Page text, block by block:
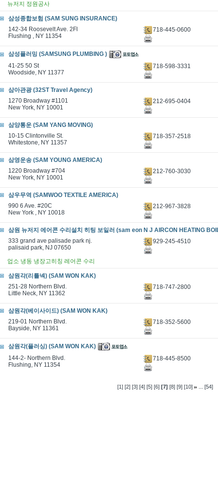
뉴저지 정원공사
삼성종합보험 (SAM SUNG INSURANCE)
142-34 Roosevelt Ave. 2Fl
Flushing , NY 11354
718-445-0600
삼성플러밍 (SAMSUNG PLUMBING )
41-25 50 St
Woodside, NY 11377
718-598-3331
삼아관광 (32ST Travel Agency)
1270 Broadway #1101
New York, NY 10001
212-695-0404
삼양통운 (SAM YANG MOVING)
10-15 Clintonville St.
Whitestone, NY 11357
718-357-2518
삼영운송 (SAM YOUNG AMERICA)
1220 Broadway #704
New York, NY 10001
212-760-3030
삼우무역 (SAMWOO TEXTILE AMERICA)
990 6 Ave. #20C
New York , NY 10018
212-967-3828
삼원 뉴저지 에어콘 수리설치 히팅 보일러 (sam eon N J AIRCON HEATING
333 grand ave palisade park nj.
palisaid park, NJ 07650
929-245-4510
업소 냉동 냉장고히칭 레어콘 수리
삼원각(리틀넥) (SAM WON KAK)
251-28 Northern Blvd.
Little Neck, NY 11362
718-747-2800
삼원각(베이사이드) (SAM WON KAK)
219-01 Northern Blvd.
Bayside, NY 11361
718-352-5600
삼원각(플러싱) (SAM WON KAK)
144-2- Northern Blvd.
Flushing, NY 11354
718-445-8500
[1] [2] [3] [4] [5] [6] [7] [8] [9] [10] ... [54]